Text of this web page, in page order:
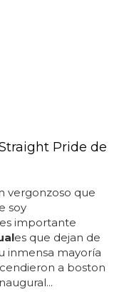
Pride de
vergonzoso que
soy
importante
es que dejan de
inmensa mayoría
a boston